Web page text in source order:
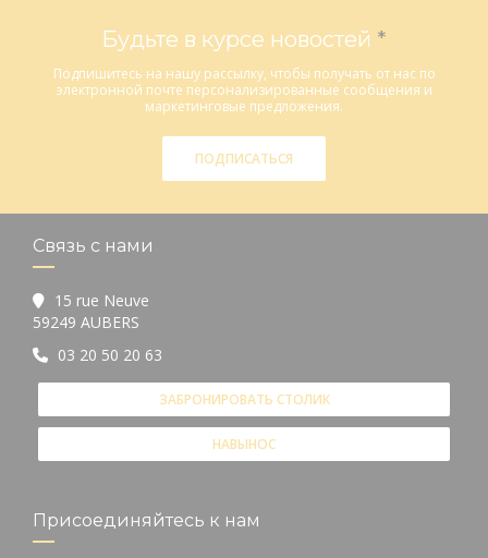
Будьте в курсе новостей *
Подпишитесь на нашу рассылку, чтобы получать от нас по
электронной почте персонализированные сообщения и
маркетинговые предложения.
ПОДПИСАТЬСЯ
Связь с нами
15 rue Neuve
59249 AUBERS
03 20 50 20 63
ЗАБРОНИРОВАТЬ СТОЛИК
НАВЫНОС
Присоединяйтесь к нам